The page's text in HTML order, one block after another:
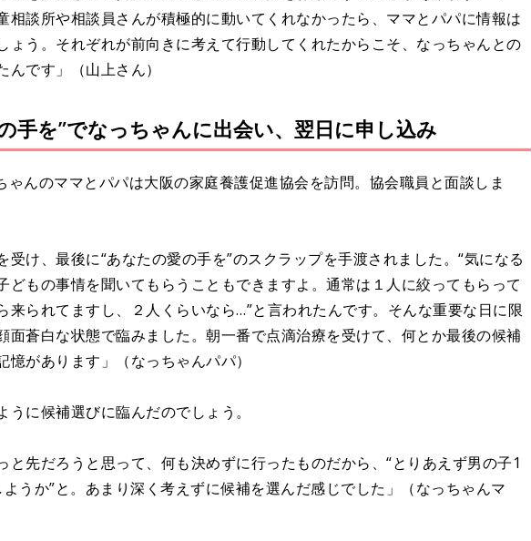
相談所や相談員さんが積極的に動いてくれなかったら、ママとパパに情報は
ょう。それぞれが前向きに考えて行動してくれたからこそ、なっちゃんとの
んです」（山上さん）
手を”でなっちゃんに出会い、翌日に申し込み
ゃんのママとパパは大阪の家庭養護促進協会を訪問。協会職員と面談しま
受け、最後に“あなたの愛の手を”のスクラップを手渡されました。“気になる
どもの事情を聞いてもらうこともできますよ。通常は１人に絞ってもらって
来られてますし、２人くらいなら…”と言われたんです。そんな重要な日に限
面蒼白な状態で臨みました。朝一番で点滴治療を受けて、何とか最後の候補
憶があります」（なっちゃんパパ）
うに候補選びに臨んだのでしょう。
と先だろうと思って、何も決めずに行ったものだから、“とりあえず男の子1
うか”と。あまり深く考えずに候補を選んだ感じでした」（なっちゃんマ